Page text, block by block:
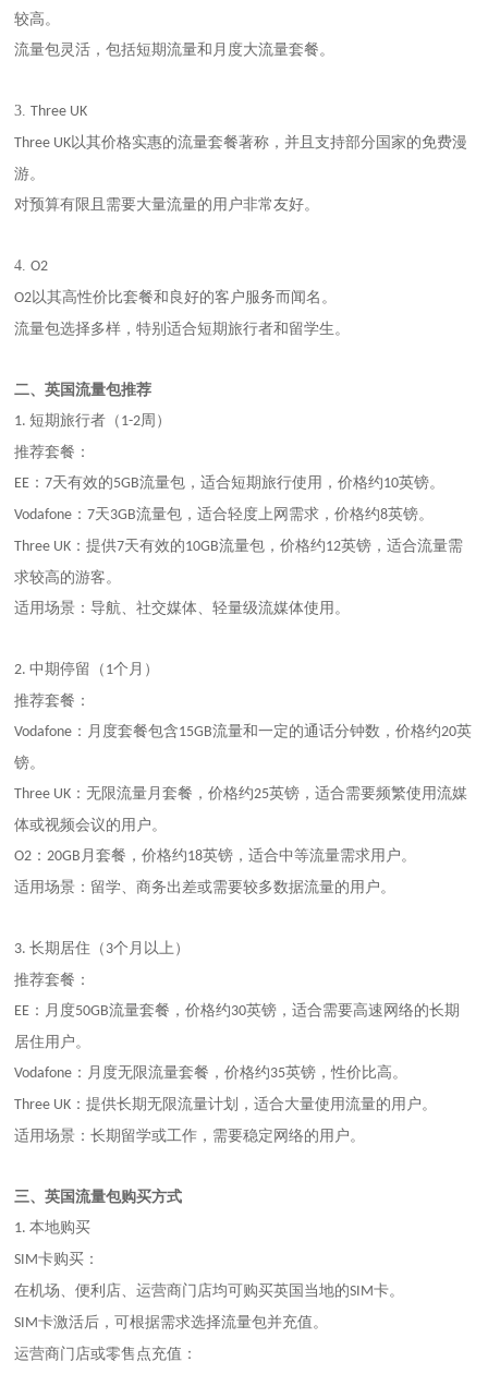
较高。
流量包灵活，包括短期流量和月度大流量套餐。
3.Three UK
Three UK以其价格实惠的流量套餐著称，并且支持部分国家的免费漫
游。
对预算有限且需要大量流量的用户非常友好。
4.O2
O2以其高性价比套餐和良好的客户服务而闻名。
流量包选择多样，特别适合短期旅行者和留学生。
二、英国流量包推荐
1. 短期旅行者（ 1-2周）
推荐套餐：
EE ：7天有效的5GB流量包，适合短期旅行使用，价格约10英镑。
Vodafone ：7天3GB流量包，适合轻度上网需求，价格约8英镑。
Three UK ：提供7天有效的10GB流量包，价格约12英镑，适合流量需
求较高的游客。
适用场景：导航、社交媒体、轻量级流媒体使用。
2.中期停留（ 1个月）
推荐套餐：
Vodafone ：月度套餐包含15GB流量和一定的通话分钟数，价格约20英
镑。
Three UK ：无限流量月套餐，价格约25英镑，适合需要频繁使用流媒
体或视频会议的用户。
O2 ：20GB 月套餐，价格约18英镑，适合中等流量需求用户。
适用场景：留学、商务出差或需要较多数据流量的用户。
3.长期居住（ 3个月以上）
推荐套餐：
EE ：月度50GB流量套餐，价格约30英镑，适合需要高速网络的长期
居住用户。
Vodafone ：月度无限流量套餐，价格约35英镑，性价比高。
Three UK ：提供长期无限流量计划，适合大量使用流量的用户。
适用场景：长期留学或工作，需要稳定网络的用户。
三、英国流量包购买方式
1.本地购买
SIM卡购买：
在机场、便利店、运营商门店均可购买英国当地的SIM卡。
SIM卡激活后，可根据需求选择流量包并充值。
运营商门店或零售点充值：